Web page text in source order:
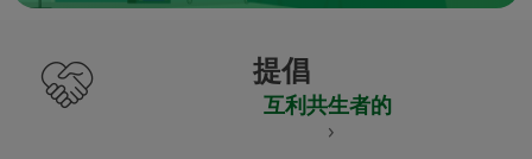
提倡
互利共生者的